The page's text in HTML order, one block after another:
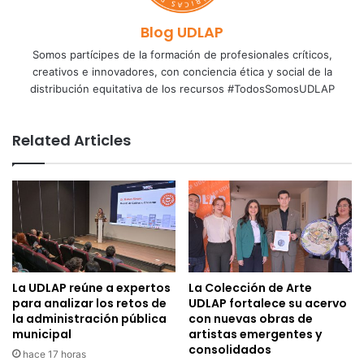
Blog UDLAP
Somos partícipes de la formación de profesionales críticos,
creativos e innovadores, con conciencia ética y social de la
distribución equitativa de los recursos #TodosSomosUDLAP
Related Articles
La UDLAP reúne a expertos
para analizar los retos de
la administración pública
municipal
hace 17 horas
La Colección de Arte
UDLAP fortalece su acervo
con nuevas obras de
artistas emergentes y
consolidados